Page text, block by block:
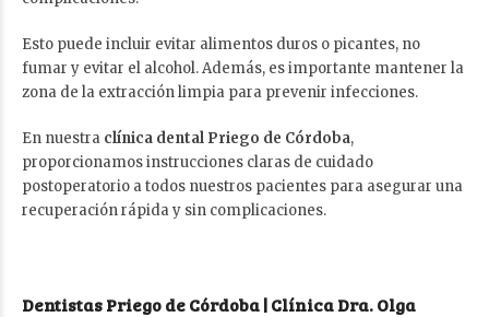
Esto puede incluir evitar alimentos duros o picantes, no
fumar y evitar el alcohol. Además, es importante mantener la
zona de la extracción limpia para prevenir infecciones.
En nuestra clínica dental Priego de Córdoba,
proporcionamos instrucciones claras de cuidado
postoperatorio a todos nuestros pacientes para asegurar una
recuperación rápida y sin complicaciones.
Dentistas Priego de Córdoba | Clínica Dra. Olga